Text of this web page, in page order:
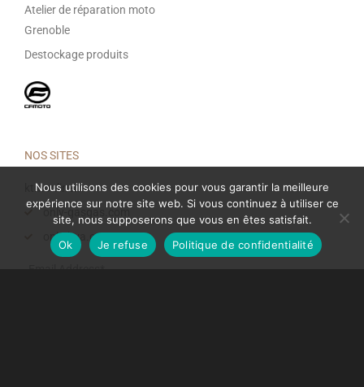
Atelier de réparation moto
Grenoble
Destockage produits
NOS SITES
ktmonline.fr
only-gasgas.com
only-hva.com
Nous utilisons des cookies pour vous garantir la meilleure
expérience sur notre site web. Si vous continuez à utiliser ce
site, nous supposerons que vous en êtes satisfait.
Ok
Je refuse Politique de confidentialité